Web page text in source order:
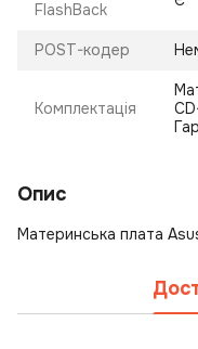
FlashBack
POST-кодер
Комплектація
Опис
Материнська плата